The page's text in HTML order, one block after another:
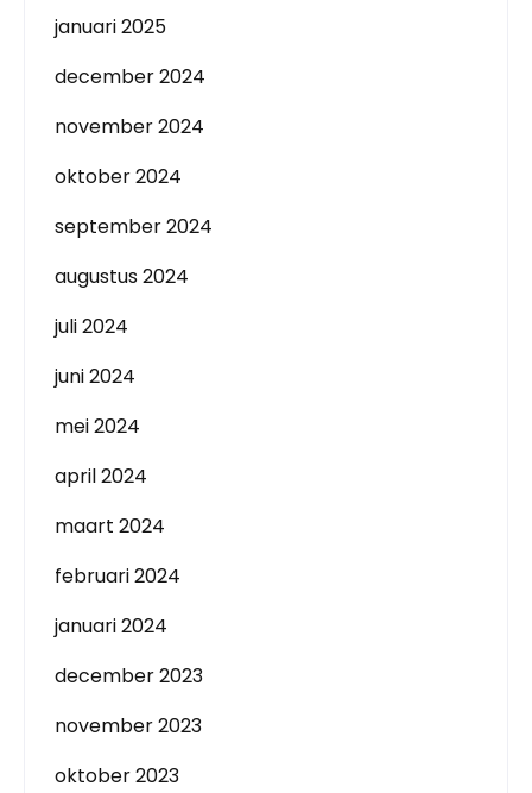
januari 2025
december 2024
november 2024
oktober 2024
september 2024
augustus 2024
juli 2024
juni 2024
mei 2024
april 2024
maart 2024
februari 2024
januari 2024
december 2023
november 2023
oktober 2023